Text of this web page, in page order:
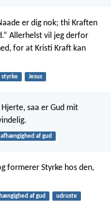
er dig nok; thi Kraften
Allerhelst vil jeg derfor
for at Kristi Kraft kan
styrke Jesus
saa er Gud mit
afhængighed af gud
formerer Styrke hos den,
af gud udruste